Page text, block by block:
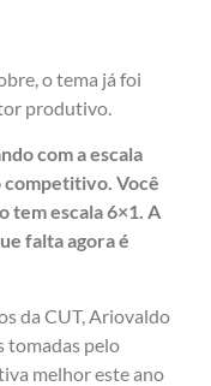
o tema já foi
produtivo.
com a escala
competitivo. Você
tem escala 6×1. A
falta agora é
da CUT, Ariovaldo
tomadas pelo
melhor este ano